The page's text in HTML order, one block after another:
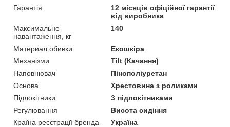
Гарантія
12 місяців офіційної гарантії
від виробника
Максимальне
навантаження, кг
140
Материал обивки
Екошкіра
Механізми
Tilt (Качання)
Наповнювач
Пінополіуретан
Основа
Хрестовина з роликами
Підлокітники
З підлокітниками
Регулювання
Висота сидіння
Країна реєстрації бренда
Україна